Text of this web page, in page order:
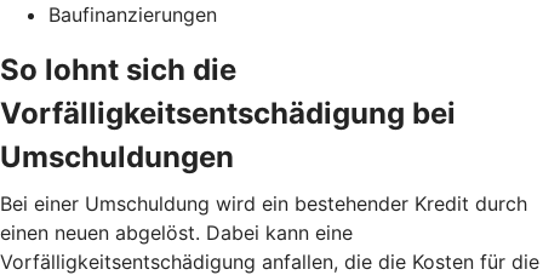
Baufinanzierungen
So lohnt sich die
Vorfälligkeitsentschädigung bei
Umschuldungen
Bei einer Umschuldung wird ein bestehender Kredit durch
einen neuen abgelöst. Dabei kann eine
Vorfälligkeitsentschädigung anfallen, die die Kosten für die